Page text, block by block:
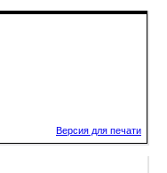
Версия для печати